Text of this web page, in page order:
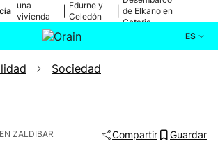
una
vivienda
de Bilbao
Edurne y
Celedón
de Elkano en
Getaria
ES
Actualidad
Sociedad
ZALDIBAR Compartir Guardar